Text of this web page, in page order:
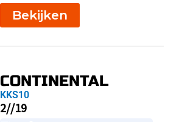
Bekijken
CONTINENTAL
KKS10
2//19